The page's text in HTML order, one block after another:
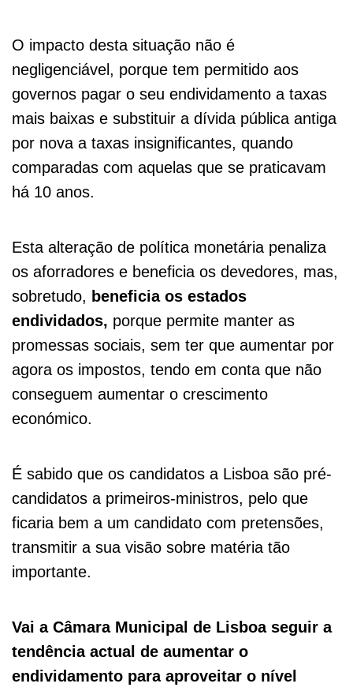
O impacto desta situação não é
negligenciável, porque tem permitido aos
governos pagar o seu endividamento a taxas
mais baixas e substituir a dívida pública antiga
por nova a taxas insignificantes, quando
comparadas com aquelas que se praticavam
há 10 anos.
Esta alteração de política monetária penaliza
os aforradores e beneficia os devedores, mas,
sobretudo, beneficia os estados
endividados, porque permite manter as
promessas sociais, sem ter que aumentar por
agora os impostos, tendo em conta que não
conseguem aumentar o crescimento
económico.
É sabido que os candidatos a Lisboa são pré-
candidatos a primeiros-ministros, pelo que
ficaria bem a um candidato com pretensões,
transmitir a sua visão sobre matéria tão
importante.
Vai a Câmara Municipal de Lisboa seguir a
tendência actual de aumentar o
endividamento para aproveitar o nível